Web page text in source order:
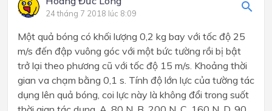
24 tháng 7 2018 lúc 8:09
Một quả bóng có khối lượng 0,2 kg bay với tốc độ 25
m/s đến đập vuông góc với một bức tường rồi bị bật
trở lại theo phương cũ với tốc độ 15 m/s. Khoảng thời
gian va chạm bằng 0,1 s. Tính độ lớn lực của tường tác
dụng lên quả bóng, coi lực này là không đổi trong suốt